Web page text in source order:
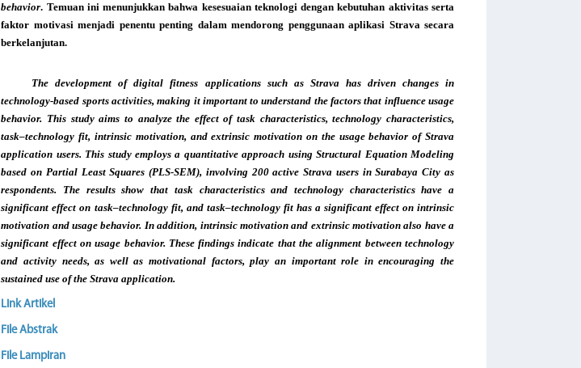
behavior. Temuan ini menunjukkan bahwa kesesuaian teknologi dengan kebutuhan aktivitas serta
faktor motivasi menjadi penentu penting dalam mendorong penggunaan aplikasi Strava secara
berkelanjutan.
The development of digital fitness applications such as Strava has driven changes in
technology-based sports activities, making it important to understand the factors that influence usage
behavior. This study aims to analyze the effect of task characteristics, technology characteristics,
task–technology fit, intrinsic motivation, and extrinsic motivation on the usage behavior of Strava
application users. This study employs a quantitative approach using Structural Equation Modeling
based on Partial Least Squares (PLS-SEM), involving 200 active Strava users in Surabaya City as
respondents. The results show that task characteristics and technology characteristics have a
significant effect on task–technology fit, and task–technology fit has a significant effect on intrinsic
motivation and usage behavior. In addition, intrinsic motivation and extrinsic motivation also have a
significant effect on usage behavior. These findings indicate that the alignment between technology
and activity needs, as well as motivational factors, play an important role in encouraging the
sustained use of the Strava application.
Link Artikel
File Abstrak
File Lampiran